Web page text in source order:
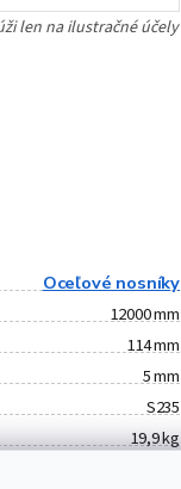
Oceľové nosníky
12000 mm
114 mm
5 mm
S235
19,9 kg